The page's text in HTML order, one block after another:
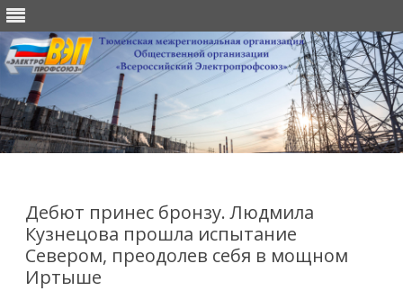
Дебют принес бронзу. Людмила
Кузнецова прошла испытание
Севером, преодолев себя в мощном
Иртыше